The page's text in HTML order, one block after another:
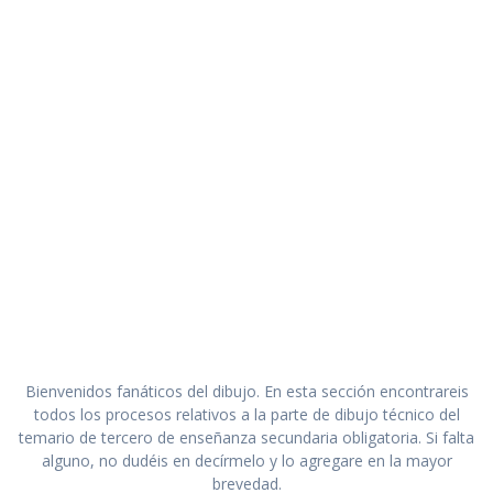
Bienvenidos fanáticos del dibujo. En esta sección encontrareis
todos los procesos relativos a la parte de dibujo técnico del
temario de tercero de enseñanza secundaria obligatoria. Si falta
alguno, no dudéis en decírmelo y lo agregare en la mayor
brevedad.